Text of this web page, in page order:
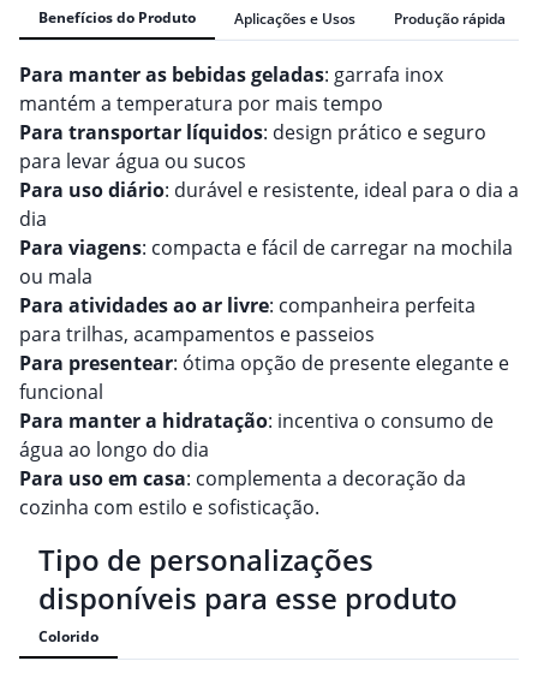
Benefícios do Produto Aplicações e Usos Produção rápida
Para manter as bebidas geladas: garrafa inox
mantém a temperatura por mais tempo
Para transportar líquidos: design prático e seguro
para levar água ou sucos
Para uso diário: durável e resistente, ideal para o dia a
dia
Para viagens: compacta e fácil de carregar na mochila
ou mala
Para atividades ao ar livre: companheira perfeita
para trilhas, acampamentos e passeios
Para presentear: ótima opção de presente elegante e
funcional
Para manter a hidratação: incentiva o consumo de
água ao longo do dia
Para uso em casa: complementa a decoração da
cozinha com estilo e sofisticação.
Tipo de personalizações
disponíveis para esse produto
Colorido